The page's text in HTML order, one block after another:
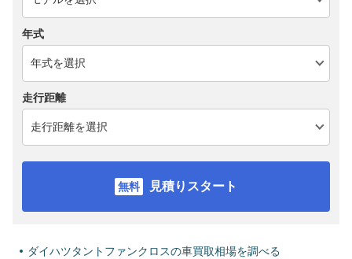
年式
走行距離
見積りスタート
ダイハツタントファンクロスの車買取相場を調べる